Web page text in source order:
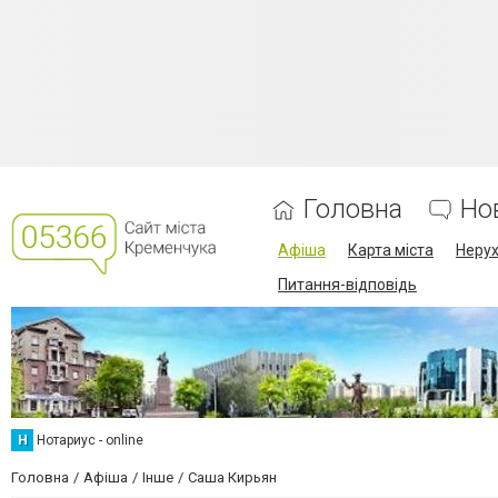
Головна
Афіша Карта міста
Питання-відповідь
Н Нотариус - online
Головна Афіша Інше Саша Кирьян